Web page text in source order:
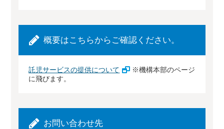
概要はこちらからご確認ください。
託児サービスの提供について
※機構本部のページ
に飛びます。
お問い合わせ先